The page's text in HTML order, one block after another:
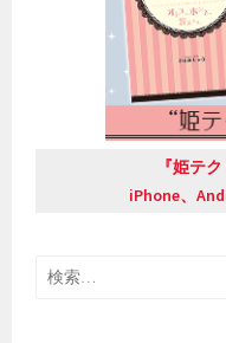
『姫テ
iPhone、
検